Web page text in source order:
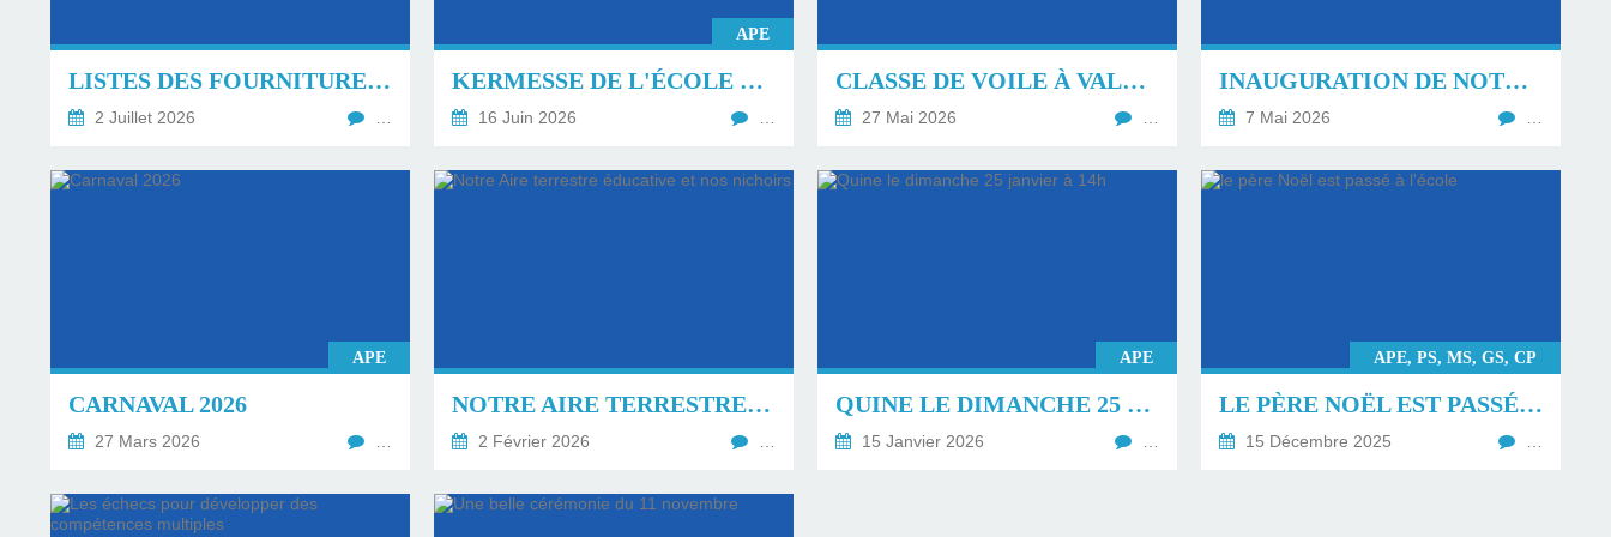
LISTES DES FOURNITURES RENTRÉE DU 1ER SEPTEMBRE 2026.
2 Juillet 2026
APE
KERMESSE DE L'ÉCOLE VENDREDI 19 JUIN À PARTIR DE 18H
16 Juin 2026
CLASSE DE VOILE À VALRAS MAI 2026 CM1 ET CM2
27 Mai 2026
INAUGURATION DE NOTRE AIRE TERRESTRE ÉDUCATIVE LE 1ER JUIN
7 Mai 2026
APE
CARNAVAL 2026
27 Mars 2026
NOTRE AIRE TERRESTRE ÉDUCATIVE ET NOS NICHOIRS
2 Février 2026
APE
QUINE LE DIMANCHE 25 JANVIER À 14H
15 Janvier 2026
APE, PS, MS, GS, CP
LE PÈRE NOËL EST PASSÉ À L'ÉCOLE
15 Décembre 2025